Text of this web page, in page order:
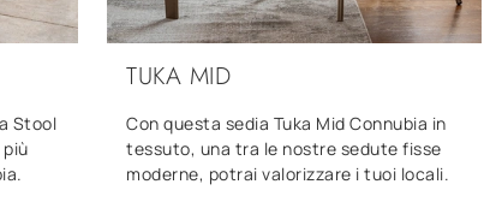
Stool
TUKA MID
Con questa sedia Tuka Mid Connubia in
tessuto, una tra le nostre sedute fisse
moderne, potrai valorizzare i tuoi locali.